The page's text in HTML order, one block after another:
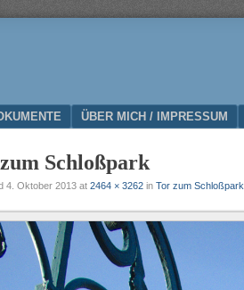
ÜBER MICH / IMPRESSUM
Schloßpark
4. Oktober 2013 at 2464 × 3262 in Tor zum Schloßpark